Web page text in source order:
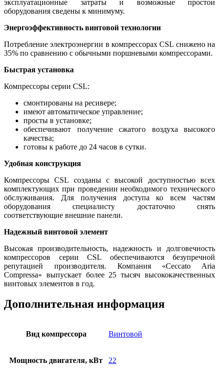
эксплуатационные затраты и возможные простои
оборудования сведены к минимуму.
Энергоэффективность винтовой технологии
Потребление электроэнергии в компрессорах CSL снижено на
35% по сравнению с обычными поршневыми компрессорами.
Быстрая установка
Компрессоры серии CSL:
смонтированы на ресивере;
имеют автоматическое управление;
просты в установке;
обеспечивают получение сжатого воздуха высокого
качества;
готовы к работе до 24 часов в сутки.
Удобная конструкция
Компрессоры CSL созданы с высокой доступностью всех
комплектующих при проведении необходимого технического
обслуживания. Для получения доступа ко всем частям
оборудования специалисту достаточно снять
соответствующие внешние панели.
Надежный винтовой элемент
Высокая производительность, надежность и долговечность
компрессоров серии CSL обеспечиваются безупречной
репутацией производителя. Компания «Ceccato Aria
Compressa» выпускает более 25 тысяч высококачественных
винтовых элементов в год.
Дополнительная информация
Вид компрессора Винтовой
Мощность двигателя, кВт 22